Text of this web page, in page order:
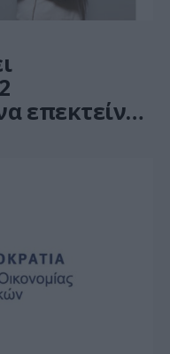
επεκτείνει